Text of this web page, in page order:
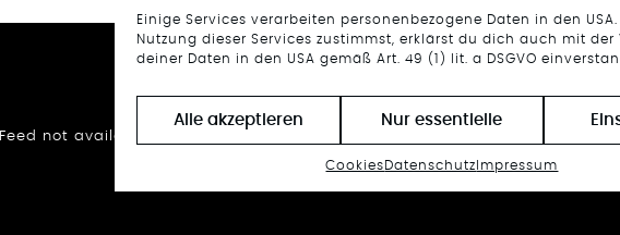
Einige Services verarbeiten personenbezogene Daten in den
Nutzung dieser Services zustimmst, erklärst du dich auch mit der
deiner Daten in den USA gemäß Art. 49 (1) lit. a DSGVO
Alle akzeptieren Nur essentielle
CookiesDatenschutz Impressum
Feed not available